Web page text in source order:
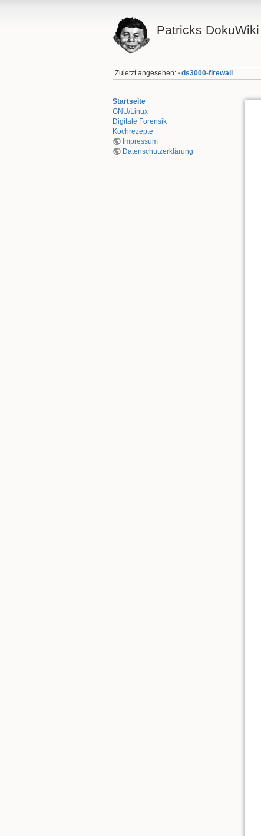
Patricks DokuWiki
Zuletzt angesehen: • ds3000-firewall
Startseite
GNU/Linux
Digitale Forensik
Kochrezepte
Impressum
Datenschutzerklärung